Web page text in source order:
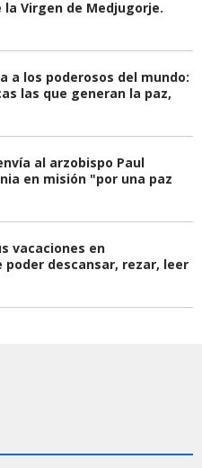
Virgen de Medjugorje.
a los poderosos del mundo:
las que generan la paz,
al arzobispo Paul
en misión "por una paz
vacaciones en
descansar, rezar, leer